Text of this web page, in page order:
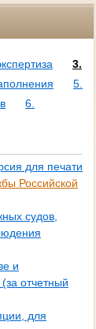
3.
5.
6.
для печати
Российской
судов,
и
отчетный
для